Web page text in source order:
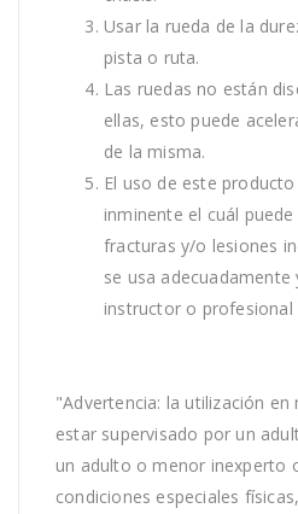
Usar la rueda de la
pista o ruta.
Las ruedas no están
ellas, esto puede
de la misma.
El uso de este
inminente el cuál
fracturas y/o lesiones
se usa adecuadamente
instructor o profesional
"Advertencia: la utilización
estar supervisado por un
un adulto o menor inexperto
condiciones especiales